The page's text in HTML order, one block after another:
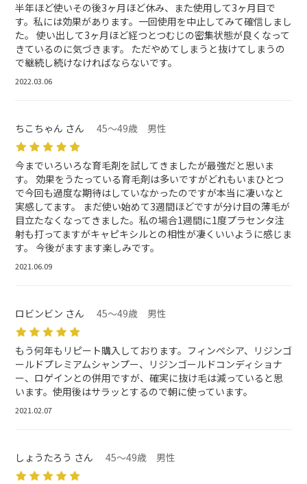
半年ほど使いその後3ヶ月ほど休み、また使用して3ヶ月目で
す。私には効果があります。一回使用を中止してみて確信しまし
た。 使い出して3ヶ月ほど経つとつむじの密集状態が良くなって
きているのに気づきます。 ただやめてしまうと抜けてしまうの
で継続し続けなければならないです。
2022.03.06
ちこちゃん さん 45～49歳 男性
今までいろいろな育毛剤を試してきましたが最強だと思いま
す。 効果をうたっている育毛剤は多いですがどれもいまひとつ
で今回も過度な期待はしていなかったのですが本当に凄いなと
実感してます。 まだ使い始めて3週間ほどですが分け目の薄毛が
目立たなくなってきました。私の場合1週間に1度プラセンタ注
射も打ってますがキャピキシルとの相性が凄くいいように感じま
す。 今後がますます楽しみです。
2021.06.09
ロビンビン さん 45～49歳 男性
もう何年もリピート購入しております。フィンペシア、リジンゴ
ールドプレミアムシャンプー、リジンゴールドコンディショナ
ー、ロゲインとの併用ですが、確実に抜け毛は減っていると思
います。使用後はサラッとするので朝に使っています。
2021.02.07
しょうたろう さん 45～49歳 男性